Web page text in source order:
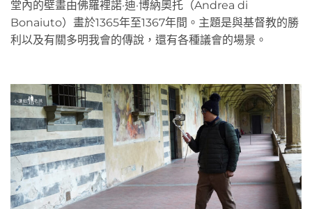
堂內的壁畫由佛羅裡諾·迪·博納奧托（Andrea di
Bonaiuto）畫於1365年至1367年間。主題是與基督教的勝
利以及有關多明我會的傳說，還有各種議會的場景。